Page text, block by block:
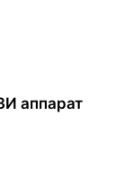
аппарат